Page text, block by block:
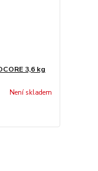
3,6 kg
Není skladem